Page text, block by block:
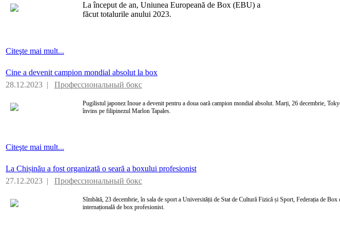
La început de an, Uniunea Europeană de Box (EBU) a
făcut totalurile anului 2023.
Citeşte mai mult...
Cine a devenit campion mondial absolut la box
28.12.2023 | Профессиональный бокс
Pugilistul japonez Inoue a devenit pentru a doua oară campion mondial absolut. Marți, 26 decembrie,
învins pe filipinezul Marlon Tapales.
Citeşte mai mult...
La Chișinău a fost organizată o seară a boxului profesionist
27.12.2023 | Профессиональный бокс
Sîmbătă, 23 decembrie, în sala de sport a Universității de Stat de Cultură Fizică și Sport, Federația de
internațională de box profesionist.